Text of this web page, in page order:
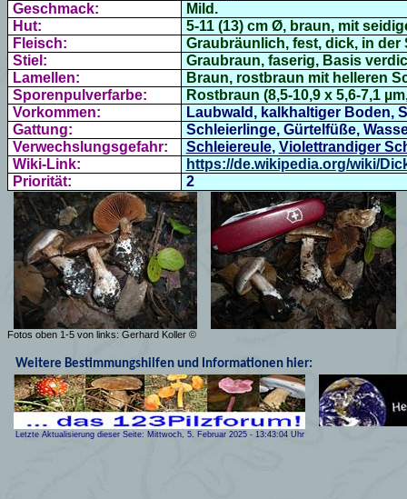
Geschmack:
Mild.
Hut:
5-11 (13) cm Ø, braun, mit
Fleisch:
Graubräunlich, fest, dick, in der
Stiel:
Graubraun, faserig, Basis
Lamellen:
Braun, rostbraun mit helleren
Sporenpulverfarbe:
Rostbraun (8,5-10,9 x 5,6-7,1
Vorkommen:
Laubwald, kalkhaltiger Boden,
Gattung:
Schleierlinge, Gürtelfüße,
Verwechslungsgefahr:
Schleiereule, Violettrandiger
Wiki-Link:
https://de.wikipedia.org/wiki/
Priorität:
2
Fotos oben 1-5 von links: Gerhard Koller ©
Weitere Bestimmungshilfen und Informationen hier:
Letzte Aktualisierung dieser Seite: Mittwoch, 5. Februar 2025 - 13:43:04 Uhr